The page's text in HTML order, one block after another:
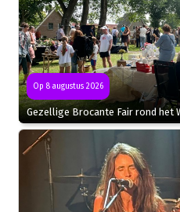
Op 8 augustus 2026
Gezellige Brocante Fair rond het